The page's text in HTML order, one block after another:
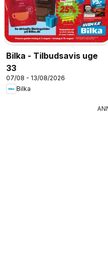
Bilka - Tilbudsavis uge
33
07/08 - 13/08/2026
Bilka